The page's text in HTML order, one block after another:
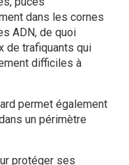
dans les cornes
ADN, de quoi
de trafiquants qui
difficiles à
permet également
un périmètre
protéger ses